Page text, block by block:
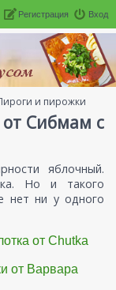
Вход
Регистрация
и пирожки
Сибмам с
яблочный.
Но и такого
нет ни у одного
от Chutka
от Варвара